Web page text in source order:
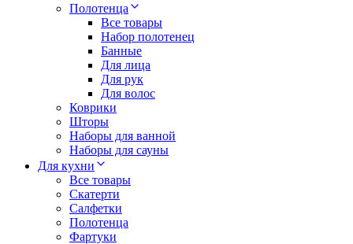
Полотенца
Все товары
Набор полотенец
Банные
Для лица
Для рук
Для волос
Коврики
Шторы
Наборы для ванной
Наборы для сауны
Для кухни
Все товары
Скатерти
Салфетки
Полотенца
Фартуки